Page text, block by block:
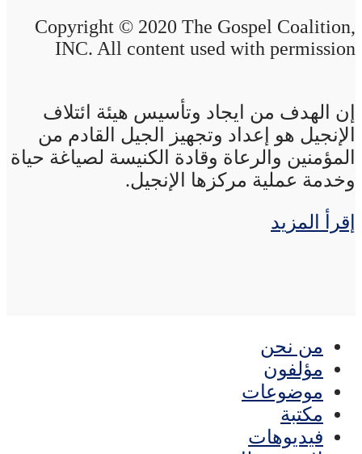
Copyright © 2020 The Gospel Coalition,
INC. All content used with permission
إن الهدف من ايجاد وتأسيس هيئة ائتلاف
الإنجيل هو إعداد وتجهيز الجيل القادم من
المؤمنين والرعاة وقادة الكنيسة لصياغة حياة
وخدمة عملية مركزها الإنجيل.
إقرأ المزيد
من نحن
مؤلفون
موضوعات
مكتبة
فيديوهات